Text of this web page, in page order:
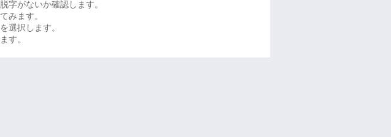
字がないか確認します。
みます。
選択します。
す。